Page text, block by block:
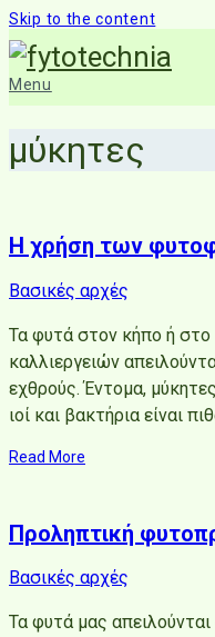
Skip to the content
Menu
μύκητες
Η χρήση των
Βασικές αρχές
Τα φυτά στον κήπο ή
καλλιεργειών
εχθρούς. Έντομα,
ιοί και βακτήρια είναι
Read More
Προληπτική
Βασικές αρχές
Τα φυτά μας